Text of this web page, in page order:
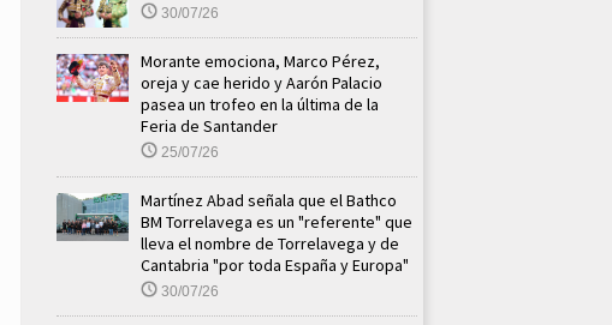
30/07/26
Morante emociona, Marco Pérez,
oreja y cae herido y Aarón Palacio
pasea un trofeo en la última de la
Feria de Santander
25/07/26
Martínez Abad señala que el Bathco
BM Torrelavega es un "referente" que
lleva el nombre de Torrelavega y de
Cantabria "por toda España y Europa"
30/07/26